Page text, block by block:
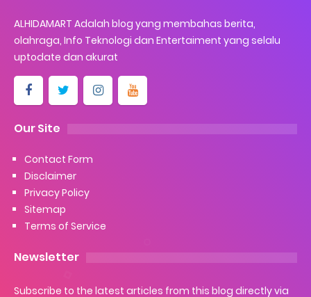
ALHIDAMART Adalah blog yang membahas berita,
olahraga, Info Teknologi dan Entertaiment yang selalu
uptodate dan akurat
Our Site
Contact Form
Disclaimer
Privacy Policy
Sitemap
Terms of Service
Newsletter
Subscribe to the latest articles from this blog directly via